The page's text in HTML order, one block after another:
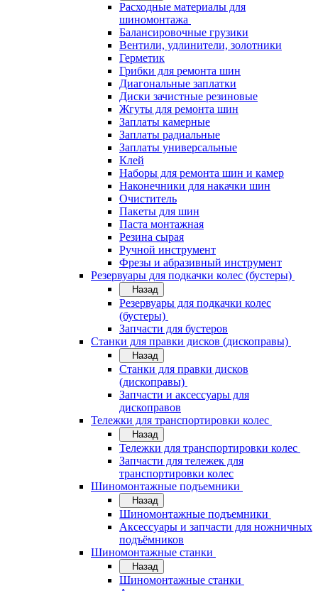
Расходные материалы для
шиномонтажа
Балансировочные грузики
Вентили, удлинители, золотники
Герметик
Грибки для ремонта шин
Диагональные заплатки
Диски зачистные резиновые
Жгуты для ремонта шин
Заплаты камерные
Заплаты радиальные
Заплаты универсальные
Клей
Наборы для ремонта шин и камер
Наконечники для накачки шин
Очиститель
Пакеты для шин
Паста монтажная
Резина сырая
Ручной инструмент
Фрезы и абразивный инструмент
Резервуары для подкачки колес (бустеры)
Назад
Резервуары для подкачки колес
(бустеры)
Запчасти для бустеров
Станки для правки дисков (дископравы)
Назад
Станки для правки дисков
(дископравы)
Запчасти и аксессуары для
дископравов
Тележки для транспортировки колес
Назад
Тележки для транспортировки колес
Запчасти для тележек для
транспортировки колес
Шиномонтажные подъемники
Назад
Шиномонтажные подъемники
Аксессуары и запчасти для ножничных
подъёмников
Шиномонтажные станки
Назад
Шиномонтажные станки